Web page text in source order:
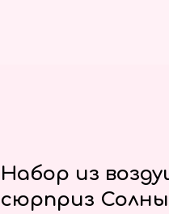
Набор из
сюрприз